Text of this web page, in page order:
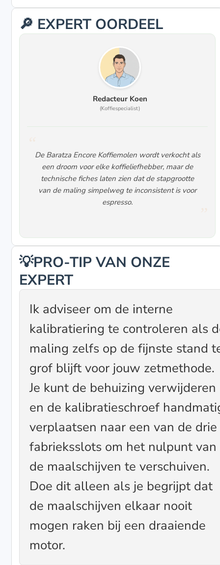
🔎 EXPERT OORDEEL
Redacteur Koen
(Koffiespecialist)
De Baratza Encore Koffiemolen wordt verkocht als
een droom voor elke koffieliefhebber, maar de
technische fiches laten zien dat de stapgrootte
van de maling simpelweg te inconsistent is voor
espresso.
💡PRO-TIP VAN ONZE
EXPERT
Ik adviseer om de interne
kalibratiering te controleren als
maling zelfs op de fijnste stand
grof blijft voor jouw zetmethode.
Je kunt de behuizing verwijderen
en de kalibratieschroef
verplaatsen naar een van de drie
fabrieksslots om het nulpunt van
de maalschijven te verschuiven.
Doe dit alleen als je begrijpt dat
de maalschijven elkaar nooit
mogen raken bij een draaiende
motor.